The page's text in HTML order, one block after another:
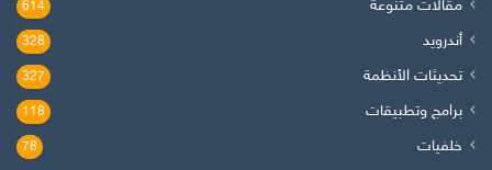
مقالات متنوعة 614
أندرويد 328
تحديثات الأنظمة 327
برامج وتطبيقات 118
خلفيات 78